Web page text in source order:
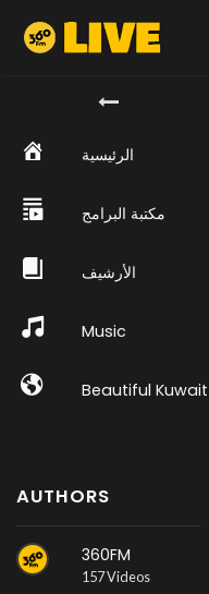
الرئيسية
مكتبة البرامج
الأرشيف
Music
Beautiful Kuwait
AUTHORS
360FM
157 Videos